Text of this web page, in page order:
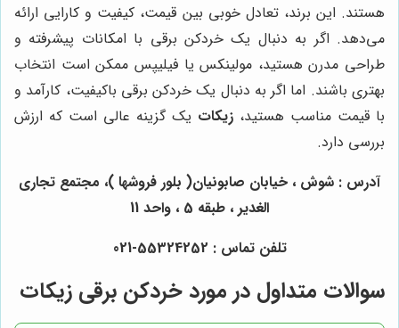
هستند. این برند، تعادل خوبی بین قیمت، کیفیت و کارایی ارائه
می‌دهد. اگر به دنبال یک خردکن برقی با امکانات پیشرفته و
طراحی مدرن هستید، مولینکس یا فیلیپس ممکن است انتخاب
بهتری باشند. اما اگر به دنبال یک خردکن برقی باکیفیت، کارآمد و
با قیمت مناسب هستید، زیکات یک گزینه عالی است که ارزش
بررسی دارد.
آدرس : شوش ، خیابان صابونیان( بلور فروشها )، مجتمع تجاری
الغدیر ، طبقه 5 ، واحد 11
تلفن تماس : 55324252-021
سوالات متداول در مورد خردکن برقی زیکات